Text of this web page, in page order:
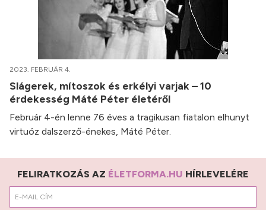
2023. FEBRUÁR 4.
Slágerek, mítoszok és erkélyi varjak – 10
érdekesség Máté Péter életéről
Február 4-én lenne 76 éves a tragikusan fiatalon elhunyt
virtuóz dalszerző-énekes, Máté Péter.
FELIRATKOZÁS AZ ÉLETFORMA.HU HÍRLEVELÉRE